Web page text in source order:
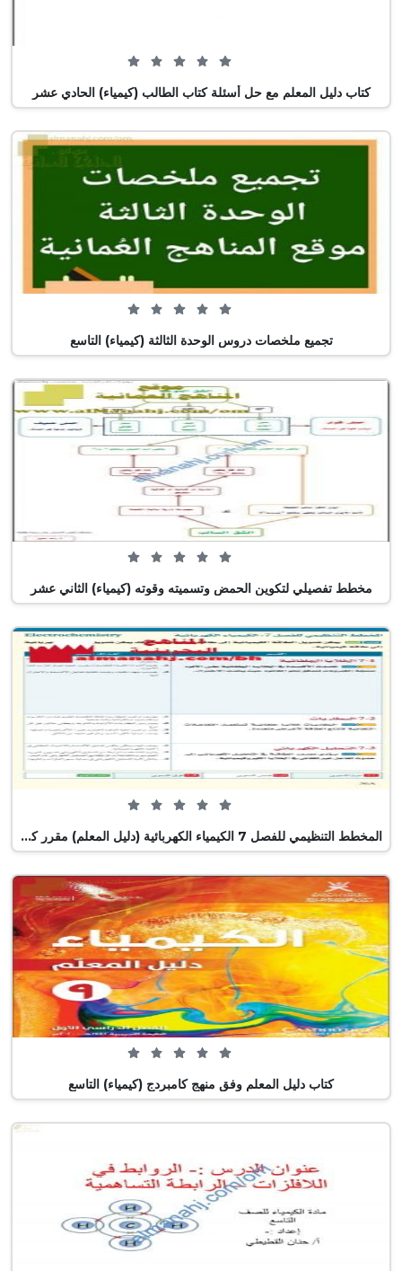
0 من 5 (0 تصويت)
كتاب دليل المعلم مع حل أسئلة كتاب الطالب (كيمياء) الحادي عشر
0 من 5 (0 تصويت)
تجميع ملخصات دروس الوحدة الثالثة (كيمياء) التاسع
0 من 5 (0 تصويت)
مخطط تفصيلي لتكوين الحمض وتسميته وقوته (كيمياء) الثاني عشر
0 من 5 (0 تصويت)
المخطط التنظيمي للفصل 7 الكيمياء الكهربائية (دليل المعلم) مقرر كيم 318
0 من 5 (0 تصويت)
كتاب دليل المعلم وفق منهج كامبردج (كيمياء) التاسع